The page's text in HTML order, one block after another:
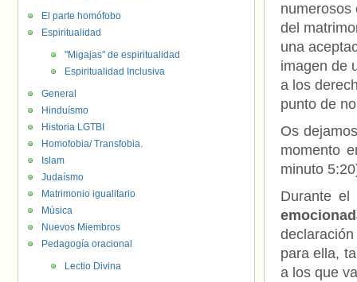
numerosos
del
una
imagen de
a los
punto de
Os
momento
minuto
Durante
para ella,
a los que
El parte homófobo
Espiritualidad
"Migajas" de espiritualidad
Espiritualidad Inclusiva
General
Hinduísmo
Historia LGTBI
Homofobia/ Transfobia.
Islam
Judaísmo
Matrimonio igualitario
Música
Nuevos Miembros
Pedagogía oracional
Lectio Divina